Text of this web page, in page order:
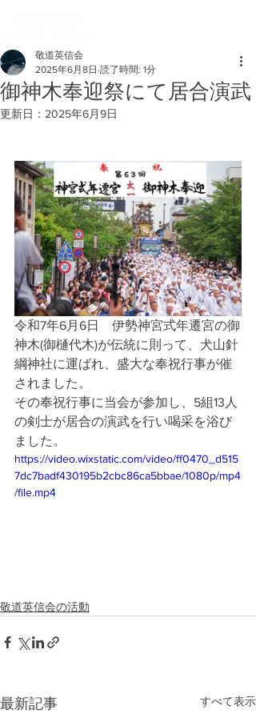
御神木奉迎祭にて居合演武
敬道英信会
2025年6月8日 読了時間: 1分
更新日： 2025年6月9日
令和7年6月6日　伊勢神宮式年遷宮の御
神木(御樋代木)が伝統に則って、犬山針
綱神社に運ばれ、盛大な奉祝行事が催
されました。
その奉祝行事に当会が参加し、5組13人
の剣士が居合の演武を行い喝采を浴び
ました。
https://video.wixstatic.com/video/ff0470_d515
7dc7badf430195b2cbc86ca5bbae/1080p/mp4
/file.mp4
敬道英信会の活動
最新記事 すべて表示